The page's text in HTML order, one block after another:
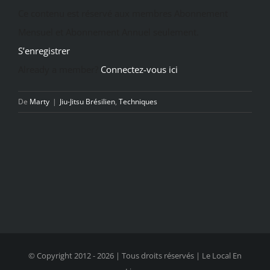
S’enregistrer
Connectez-vous ici
De Marty | Jiu-Jitsu Brésilien, Techniques
© Copyright 2012 -2026 | Tous droits réservés | Le Local En